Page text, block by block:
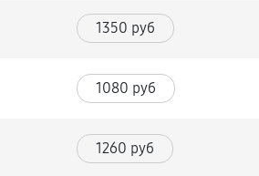
1350 руб
1080 руб
1260 руб